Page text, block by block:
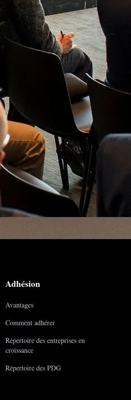
Adhésion
Avantages
Comment adhérer
Répertoire des entreprises en
croissance
Répertoire des PDG